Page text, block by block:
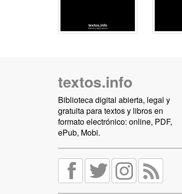
textos.info
Biblioteca digital abierta, legal y
gratuita para textos y libros en
formato electrónico: online, PDF,
ePub, Mobi.